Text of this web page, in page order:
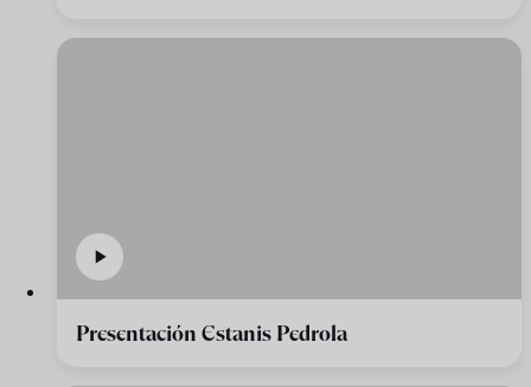
Presentación Estanis Pedrola